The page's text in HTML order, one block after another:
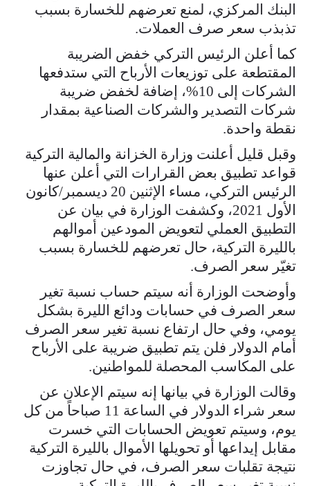
البنك المركزي، لمنع تعرضهم للخسارة بسبب
تذبذب سعر صرف العملات.
كما أعلن الرئيس التركي خفض الضريبة
المقتطعة على توزيعات الأرباح التي ستدفعها
الشركات إلى ‎%‎10، إضافة لخفض ضريبة
شركات التصدير والشركات الصناعية بمقدار
نقطة واحدة.
وقبل قليل أعلنت وزارة الخزانة والمالية التركية
قواعد تطبيق بعض القرارات التي أعلن عنها
الرئيس التركي، مساء الإثنين 20 ديسمبر/كانون
الأول 2021، وكشفت الوزارة في بيان عن
التطبيق العملي لتعويض المودعين أموالهم
بالليرة التركية، حال تعرضهم للخسارة بسبب
تغيّر سعر الصرف.
وأوضحت الوزارة أنه سيتم حساب نسبة تغير
سعر الصرف في حسابات ودائع الليرة بشكل
يومي، وفي حال ارتفاع نسبة تغير سعر الصرف
أمام الدولار فلن يتم تطبيق ضريبة على الأرباح
على المكاسب المحصلة للمواطنين.
وقالت الوزارة في بيانها إنه سيتم الإعلان عن
سعر شراء الدولار في الساعة 11 صباحاً من كل
يوم، وسيتم تعويض الحسابات التي خسرت
مقابل إيداعها أو تحويلها الأموال بالليرة التركية
نتيجة تقلبات سعر الصرف، في حال تجاوزت